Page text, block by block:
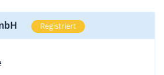
Registriert